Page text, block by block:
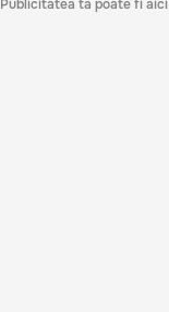
Publicitatea ta poate fi aici